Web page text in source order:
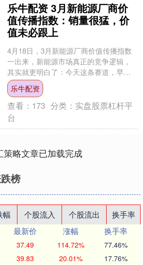
乐牛配资 3月新能源厂商价
值传播指数：销量很猛，价
值未必跟上
4月18日，3月新能源厂商价值传播指数
一出来，新能源市场真正的竞争逻辑，
其实就更明白了：今天这条赛道，早就
不是谁卖得多谁就自动拥有话语权。销
量当然重要，但那只是....
乐牛配资
查看： 173 分类： 实盘股票杠杆平
台
策略文章已加载完成
榜
幅 个股流入 个股流出
换手率
最新价 涨幅
换手率
37.49 114.72% 77.46%
39.83 20.01% 17.76%